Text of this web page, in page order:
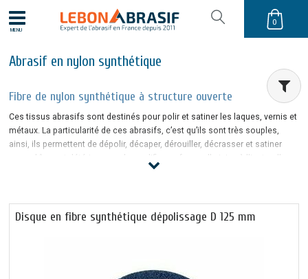
MENU
0
Abrasif en nylon synthétique
Fibre de nylon synthétique à structure ouverte
Ces tissus abrasifs sont destinés pour polir et satiner les laques, vernis et
métaux. La particularité de ces abrasifs, c’est qu’ils sont très souples,
ainsi, ils permettent de dépolir, décaper, dérouiller, décrasser et satiner
sans abîmer et détériorer ou de modifier sa forme d’origine à l'instar d'une
polisseuse. Ces fibres de rénovation résistent à l’eau et à l’huile.
Les tissus abrasifs en nylon synthétique vous seront utiles pour polir et
abrasifs à nylon synthétique permettent de travailler uniformément des
Disque en fibre synthétique dépolissage D 125 mm